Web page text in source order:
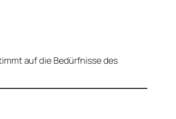
auf die Bedürfnisse des